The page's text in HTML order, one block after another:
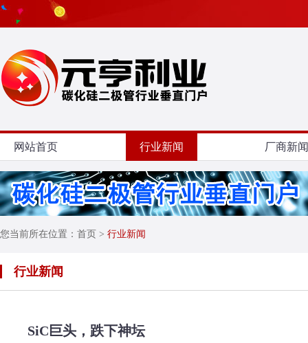
网站首页 行业新闻 厂商新
您当前所在位置： 首页 > 行业新闻
行业新闻
SiC巨头，跌下神坛